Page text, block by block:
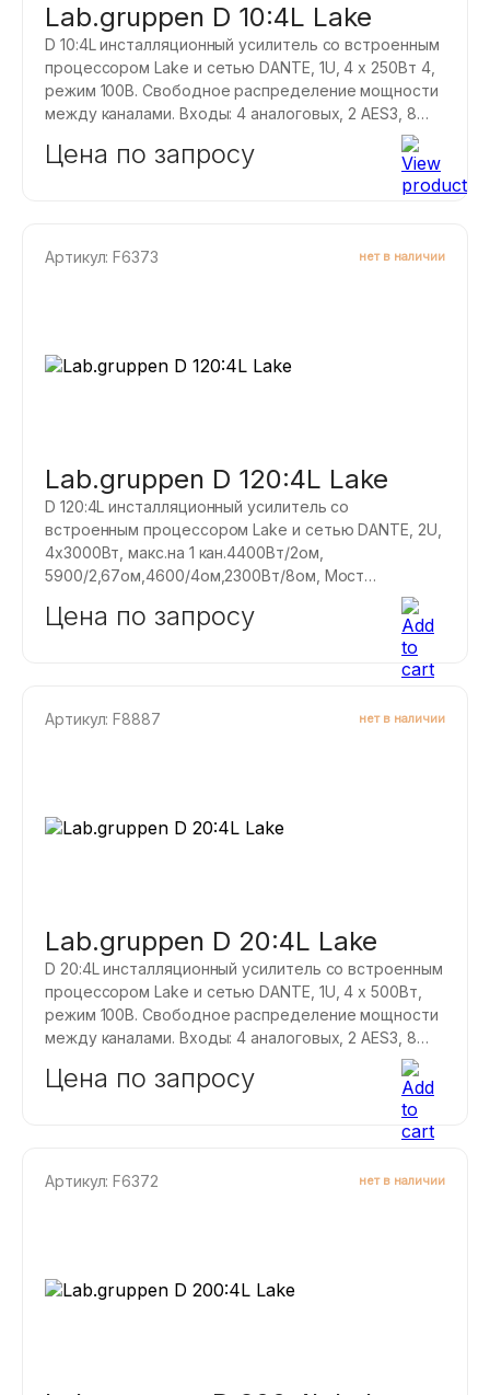
Lab.gruppen D 10:4L Lake
D 10:4L инсталляционный усилитель со встроенным
процессором Lake и сетью DANTE, 1U, 4 х 250Вт 4,
режим 100В. Свободное распределение мощности
между каналами. Входы: 4 аналоговых, 2 AES3, 8
Euroblock.
Цена по запросу
Артикул: F6373 нет в наличии
Lab.gruppen D 120:4L Lake
D 120:4L инсталляционный усилитель со
встроенным процессором Lake и сетью DANTE, 2U,
4х3000Вт, макс.на 1 кан.4400Вт/2ом,
5900/2,67ом,4600/4ом,2300Вт/8ом, Мост
2х6000Вт, 2x3800, свободное распределение
мощности между каналами.
Цена по запросу
Артикул: F8887 нет в наличии
Lab.gruppen D 20:4L Lake
D 20:4L инсталляционный усилитель со встроенным
процессором Lake и сетью DANTE, 1U, 4 х 500Вт,
режим 100В. Свободное распределение мощности
между каналами. Входы: 4 аналоговых, 2 AES3, 8
Euroblock.
Цена по запросу
Артикул: F6372 нет в наличии